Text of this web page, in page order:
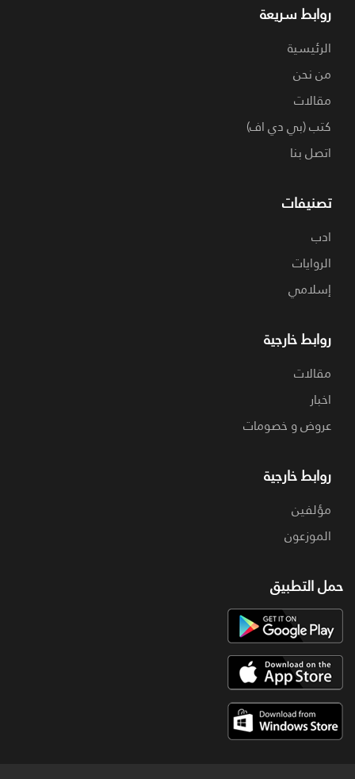
روابط سريعة
الرئيسية
من نحن
مقالات
كتب (بي دي اف)
اتصل بنا
تصنيفات
ادب
الروايات
إسلامي
روابط خارجية
مقالات
اخبار
عروض و خصومات
روابط خارجية
مؤلفين
الموزعون
حمل التطبيق